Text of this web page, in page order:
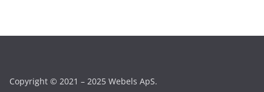
Copyright © 2021 – 2025 Webels ApS.